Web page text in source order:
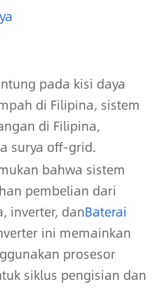
pada kisi daya
di Filipina, sistem
di Filipina,
surya off-grid.
bahwa sistem
pembelian dari
inverter, danBaterai
ini memainkan
prosesor
siklus pengisian dan